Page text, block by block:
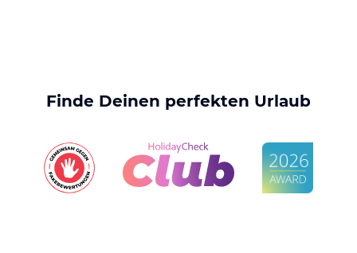
Finde Deinen perfekten Urlaub